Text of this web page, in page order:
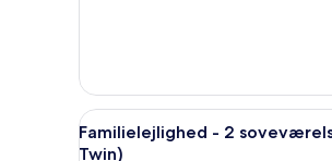
soveværelser
Indlæs
alle
Et
3
Familielejlighed - 2
Twin)